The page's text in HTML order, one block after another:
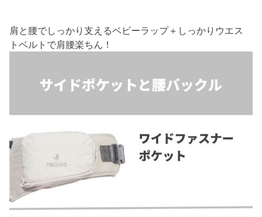
肩と腰でしっかり支えるベビーラップ＋しっかりウエス
トベルトで肩腰楽ちん！